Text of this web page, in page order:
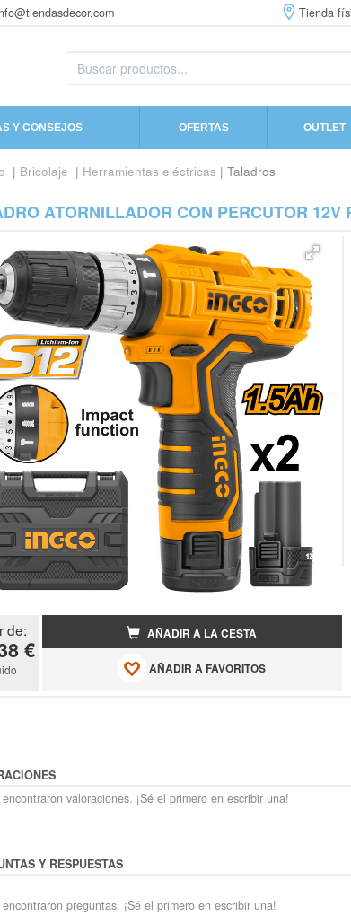
Tienda
Y CONSEJOS OFERTAS OUTLET
| Bricolaje | Herramientas eléctricas | Taladros
ATORNILLADOR CON PERCUTOR 12V
de:
€
AÑADIR A LA CESTA
AÑADIR A FAVORITOS
valoraciones. ¡Sé el primero en escribir una!
Y RESPUESTAS
preguntas. ¡Sé el primero en escribir una!